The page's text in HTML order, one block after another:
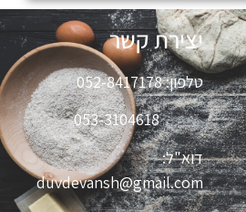
יצירת קשר
טלפון:052-8417178
053-3104618
דוא"ל:
duvdevansh@gmail.com